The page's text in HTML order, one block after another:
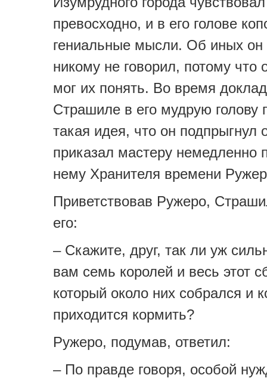
превосходно, и в его голове
гениальные мысли. Об иных он
никому не говорил, потому что
мог их понять. Во время
Страшиле в его мудрую голову
такая идея, что он подпрыгнул
приказал мастеру немедленно
нему Хранителя времени
Приветствовав Ружеро,
его:
– Скажите, друг, так ли уж
вам семь королей и весь этот
который около них собрался и
приходится кормить?
Ружеро, подумав, ответил:
– По правде говоря, особой